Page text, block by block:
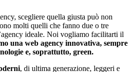
scegliere quella giusta può non
molti quelli che fanno due o tre
ideale. Noi vogliamo facilitarti il
una web agency innovativa, sempre
e, soprattutto, green.
, di ultima generazione, leggeri e